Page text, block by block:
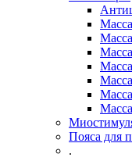
Пояса для
.